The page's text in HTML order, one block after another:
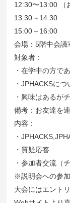
12:30〜13:00 （
13:30～14:30
15:00～16:00
会場：5階中会議
対象者：
・在学中の方で
・JPHACKSに
・興味はあるが
備考：お友達を
内容：
・
・質疑応答
・参加者交流（
※説明会への参
大会にはエント